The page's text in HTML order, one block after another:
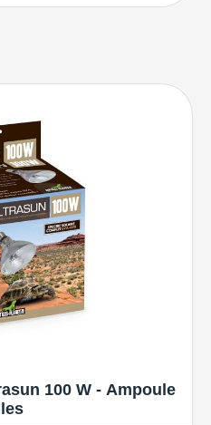
100 W - Ampoule